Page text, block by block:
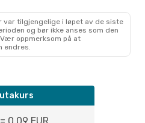
var tilgjengelige i løpet av de siste
og bør ikke anses som den
oppmerksom på at
endres.